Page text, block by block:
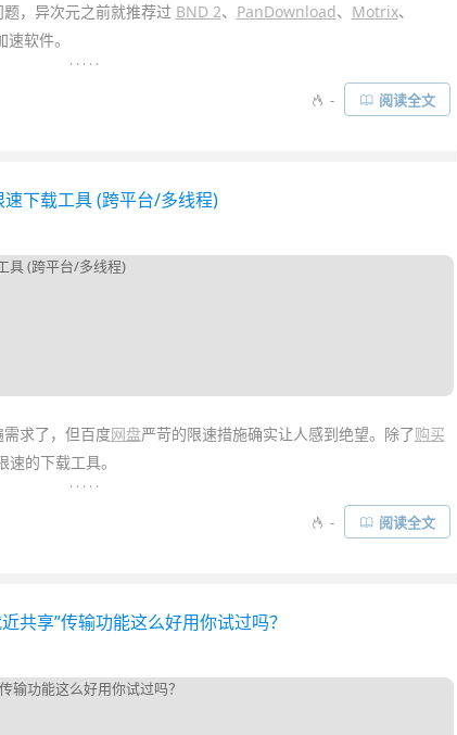
，异次元之前就推荐过 BND 2、 PanDownload、 Motrix、
速软件。
、或家里有 24 小时开机的NAS
可以安装一个
(网页版的百度网盘下载工具)，
. . . . .
- 阅读全文
下载工具 (跨平台/多线程)
求了，但百度网盘严苛的限速措施确实让人感到绝望。除了购买
的下载工具。
等一系列百度网盘下载工具。而最近又有一款新
Netdisk Downloader) ！是一款跨平台的、可以帮助你不限速下载
. . . . .
- 阅读全文
共享”传输功能这么好用你试过吗？